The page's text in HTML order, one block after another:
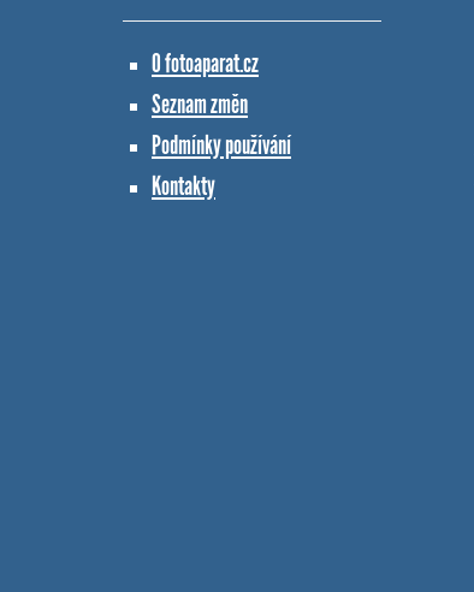
O fotoaparat.cz
Seznam změn
Podmínky používání
Kontakty